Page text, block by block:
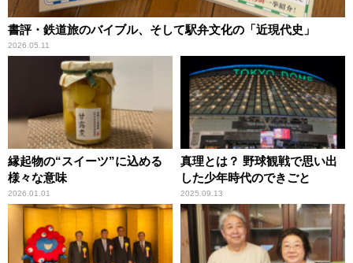
書評・鉄道旅のバイブル、そして駅弁文化の「近現代史」
2026.05.11
縁起物の“スイーツ”に込める
様々な意味
2026.01.01
真理とは？ 野球観戦で思い出
した少年時代のできごと
2025.09.13